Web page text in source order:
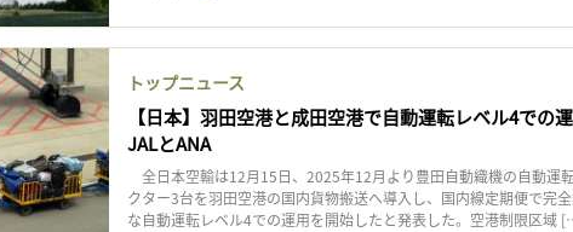
トップニュース
【日本】羽田空港と成田空港で自動運転レベル4での運
JALとANA
全日本空輸は12月15日、2025年12月より豊田自動織機の自動運
クター3台を羽田空港の国内貨物搬送へ導入し、国内線定期便で完
な自動運転レベル4での運用を開始したと発表した。空港制限区域